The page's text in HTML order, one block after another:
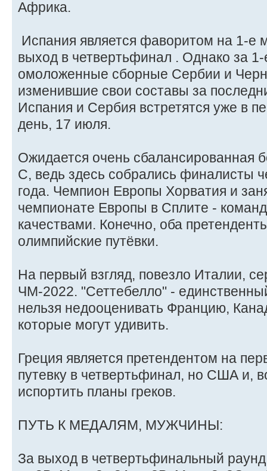
Африка.
Испания является фаворитом на 1-е
выход в четвертьфинал . Однако за
омоложенные сборные Сербии и
изменившие свои составы за
Испания и Сербия встретятся уже в
день, 17 июля.
Ожидается очень сбалансированная
C, ведь здесь собрались финалисты
года. Чемпион Европы Хорватия и
чемпионате Европы в Сплите -
качествами. Конечно, оба
олимпийские путёвки.
На первый взгляд, повезло Италии,
ЧМ-2022. "Сеттебелло" -
нельзя недооценивать Францию,
которые могут удивить.
Греция является претендентом на
путевку в четвертьфинал, но США и,
испортить планы греков.
ПУТЬ К МЕДАЛЯМ, МУЖЧИНЫ:
За выход в четвертьфинальный